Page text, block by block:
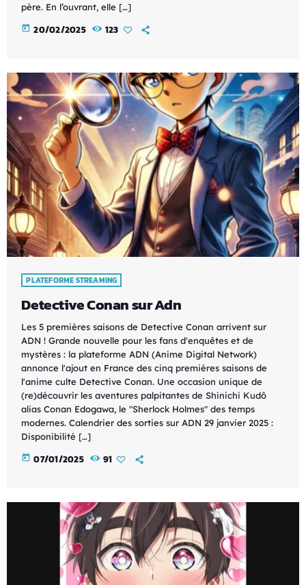
père. En l’ouvrant, elle […]
today 20/02/2025 123
PLATEFORME STREAMING
Detective Conan sur Adn
Les 5 premières saisons de Detective Conan arrivent sur
ADN ! Grande nouvelle pour les fans d'enquêtes et de
mystères : la plateforme ADN (Anime Digital Network)
annonce l'ajout en France des cinq premières saisons de
l'anime culte Detective Conan. Une occasion unique de
(re)découvrir les aventures palpitantes de Shinichi Kudô
alias Conan Edogawa, le "Sherlock Holmes" des temps
modernes. Calendrier des sorties sur ADN 29 janvier 2025 :
Disponibilité […]
today 07/01/2025 91